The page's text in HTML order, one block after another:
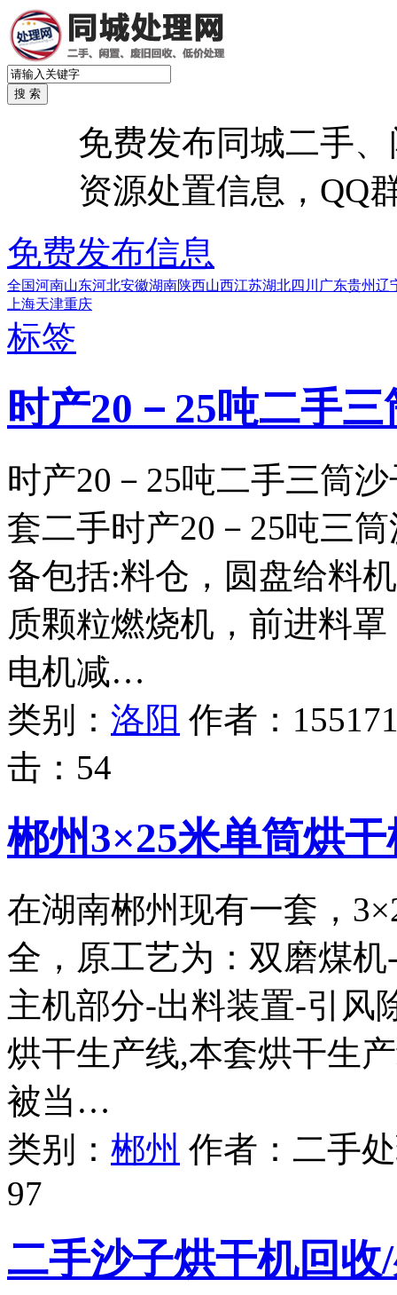
免费发布同城二手
资源处置信息，QQ
免费发布信息
全国河南山东河北安徽湖南陕西山西江苏湖北四川 广东贵州辽
上海天津重庆
标签
时产20－25吨二手
时产20－25吨二手三筒
套二手时产20－25吨三
备包括:料仓，圆盘给料
质颗粒燃烧机，前进料
电机减…
类别： 洛阳 作者：
击： 54
郴州3×25米单筒烘
在湖南郴州现有一套，
全，原工艺为：双磨煤
主机部分-出料装置-引风
烘干生产线,本套烘干生
被当…
类别： 郴州 作者： 二手
97
二手沙子烘干机回收